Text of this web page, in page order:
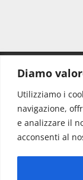
Diamo
Utilizziamo i
navigazione,
e analizzare il
acconsenti al
Redazione:
Direttore:
Info &